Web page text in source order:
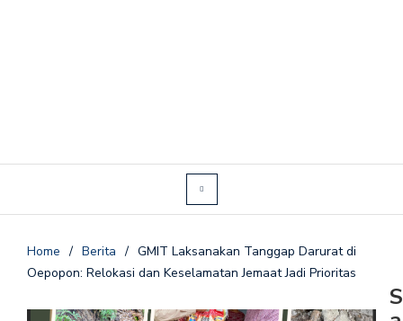
Home / Berita / GMIT Laksanakan Tanggap Darurat di
Oepopon: Relokasi dan Keselamatan Jemaat Jadi Prioritas
S